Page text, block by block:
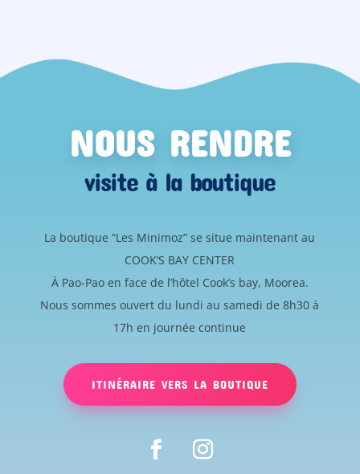
NOUS RENDRE
visite à la boutique
La boutique “Les Minimoz” se situe maintenant au
COOK’S BAY CENTER
À Pao-Pao en face de l’hôtel Cook’s bay, Moorea.
Nous sommes ouvert du lundi au samedi de 8h30 à
17h en journée continue
ITINÉRAIRE VERS LA BOUTIQUE